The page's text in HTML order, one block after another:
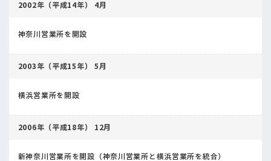
2002年（平成14年） 4月
神奈川営業所を開設
2003年（平成15年） 5月
横浜営業所を開設
2006年（平成18年） 12月
新神奈川営業所を開設（神奈川営業所と横浜営業所を統合）